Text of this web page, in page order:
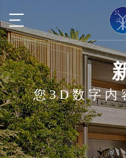
您3D数字内